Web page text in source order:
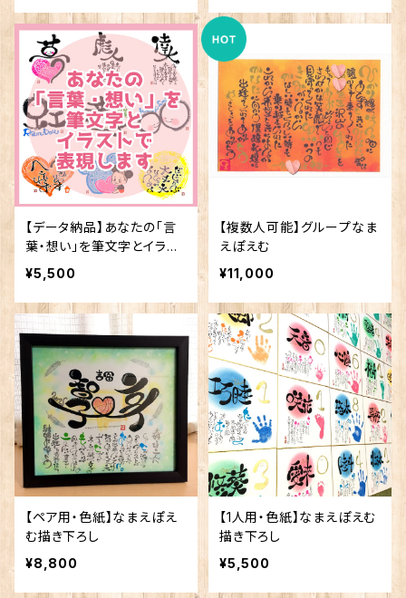
【データ納品】あなたの「言
葉・想い」を筆文字とイラス
トで表現します。
¥5,500
【複数人可能】グループなま
えぽえむ
¥11,000
【ペア用・色紙】なまえぽえ
む描き下ろし
¥8,800
【1人用・色紙】なまえぽえむ
描き下ろし
¥5,500